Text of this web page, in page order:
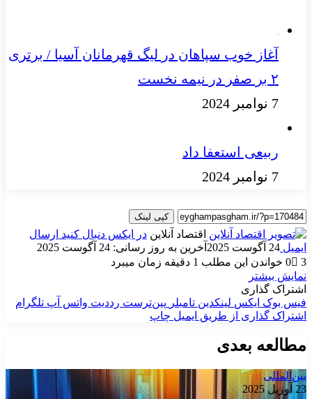
آغاز خوب سپاهان در لیگ قهرمانان آسیا / برتری
۲ بر صفر در نیمه نخست
7 نوامبر 2024
ربیعی استعفا داد
7 نوامبر 2024
کپی لینک
اقتصاد آنلاین در ایکس دنبال کنید ارسال
ایمیل 24 آگوست 2025
آخرین به روز رسانی: 24 آگوست 2025
0
3
خواندن این مطلب 1 دقیقه زمان میبرد
نمایش بیشتر
اشتراک گذاری
فیس بوک ایکس لینکدین ‫تامبلر ‫پین‌ترست ‫رددیت واتس آپ تلگرام
اشتراک گذاری از طریق ایمیل چاپ
مطالعه بعدی
بین‌المللی
23 آوریل 2025